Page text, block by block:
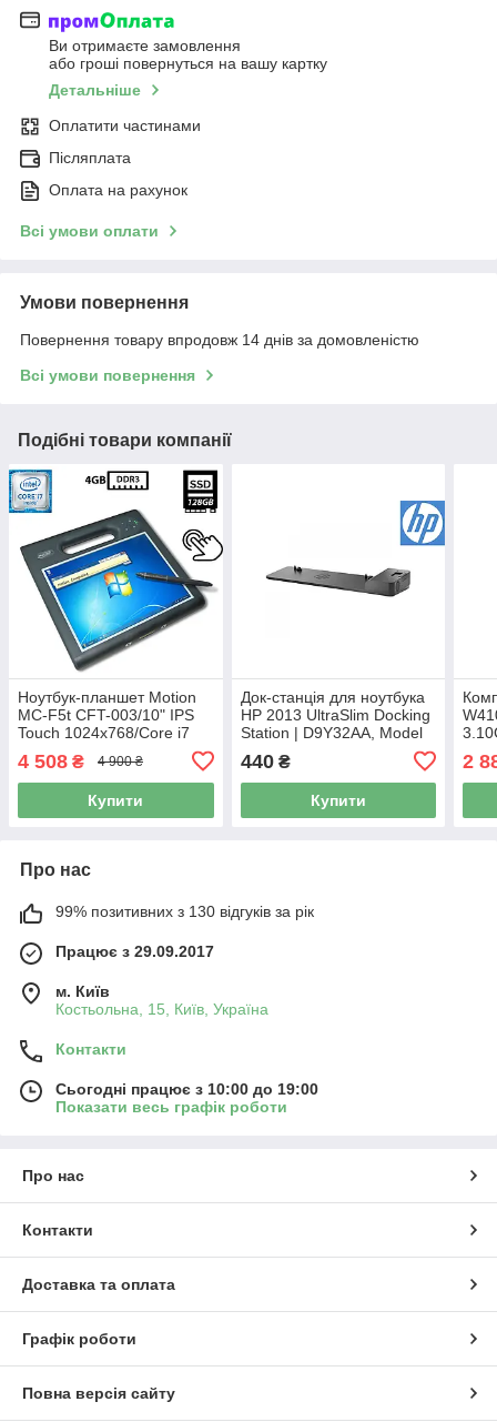
Ви отримаєте замовлення
або гроші повернуться на вашу картку
Детальніше
Оплатити частинами
Післяплата
Оплата на рахунок
Всі умови оплати
Умови повернення
Повернення товару впродовж 14 днів за домовленістю
Всі умови повернення
Подібні товари компанії
Ноутбук-планшет Motion
MC-F5t CFT-003/10" IPS
Touch 1024x768/Core i7
DDR3/SSD 128GB/Intel HD
Graphics Б/В
4 508 ₴ 4 900 ₴
Купити
Док-станція для ноутбука
HP 2013 UltraSlim Docking
Station | D9Y32AA, Model
HSTNN-IX10, Rev V1.00 Б/
В
440₴
Купити
2
Про нас
99% позитивних з 130 відгуків за рік
Працює з 29.09.2017
м. Київ
Костьольна, 15, Київ, Україна
Контакти
Сьогодні працює з 10:00 до 19:00
Показати весь графік роботи
Про нас
Контакти
Доставка та оплата
Графік роботи
Повна версія сайту